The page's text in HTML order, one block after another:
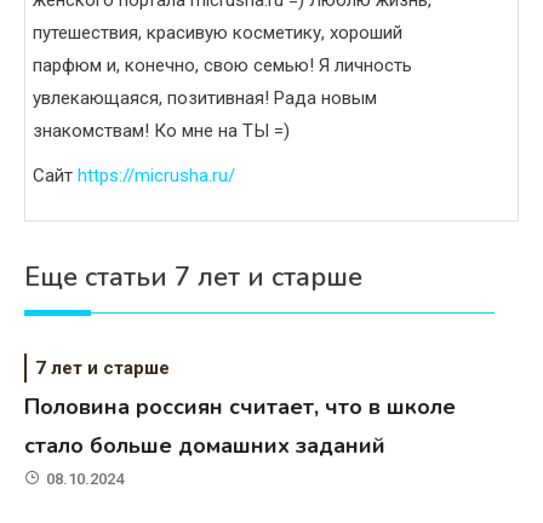
путешествия, красивую косметику, хороший
парфюм и, конечно, свою семью! Я личность
увлекающаяся, позитивная! Рада новым
знакомствам! Ко мне на ТЫ =)
Сайт https://micrusha.ru/
Еще статьи 7 лет и старше
7 лет и старше
Половина россиян считает, что в школе
стало больше домашних заданий
08.10.2024